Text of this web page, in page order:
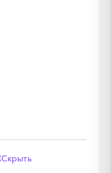
Скрыть